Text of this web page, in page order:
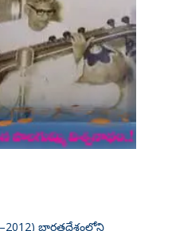
భారతదేశంలోని